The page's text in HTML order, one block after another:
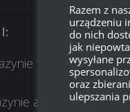
amunicji dla
amunicji dla
Razem z
urządzeniu
do nich
jak
wysyłane
oraz
ulepszania